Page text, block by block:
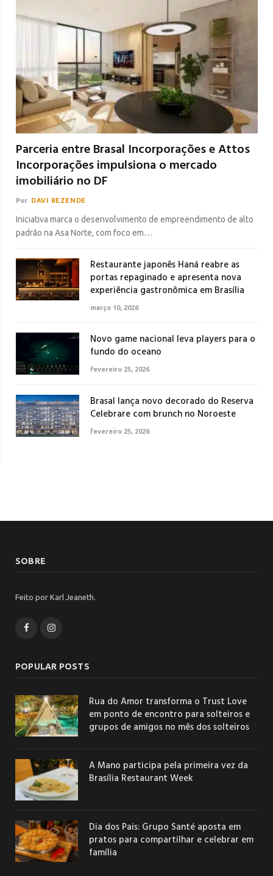
Parceria entre Brasal Incorporações e Attos
Incorporações impulsiona o mercado
imobiliário no DF
Por DAVI REZENDE
Iniciativa marca o desenvolvimento de empreendimento de alto
padrão na Asa Norte, com foco em…
Restaurante japonês Haná reabre as
portas repaginado e apresenta nova
experiência gastronômica em Brasília
março 10, 2026
Novo game nacional leva players para o
fundo do oceano
fevereiro 25, 2026
Brasal lança novo decorado do Reserva
Celebrare com brunch no Noroeste
fevereiro 25, 2026
SOBRE
Feito por Karl Jeaneth.
FacebookInstagram
POPULAR POSTS
Rua do Amor transforma o Trust Love
em ponto de encontro para solteiros e
grupos de amigos no mês dos solteiros
A Mano participa pela primeira vez da
Brasília Restaurant Week
Dia dos Pais: Grupo Santé aposta em
pratos para compartilhar e celebrar em
família